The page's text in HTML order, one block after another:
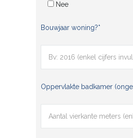
Nee
Bouwjaar woning?*
Oppervlakte badkamer